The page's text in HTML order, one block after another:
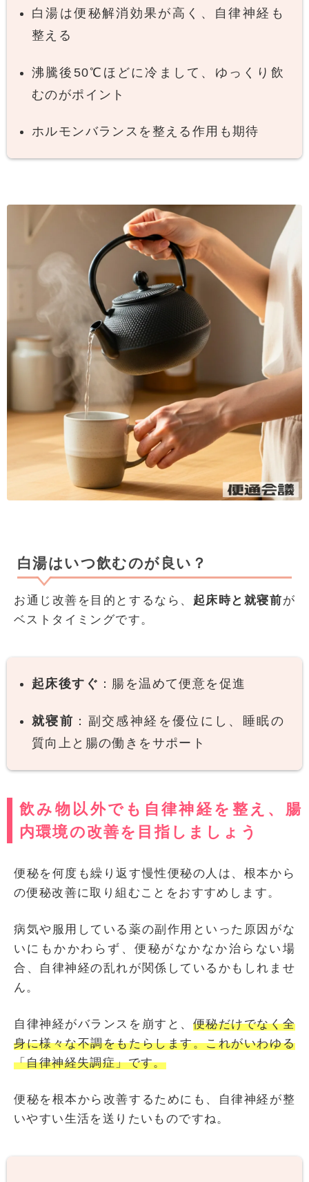
白湯は便秘解消効果が高く、自律神経も
整える
沸騰後50℃ほどに冷まして、ゆっくり飲
むのがポイント
ホルモンバランスを整える作用も期待
白湯はいつ飲むのが良い？
お通じ改善を目的とするなら、 起床時と就寝前が
ベストタイミングです。
起床後すぐ ：腸を温めて便意を促進
就寝前 ：副交感神経を優位にし、睡眠の
質向上と腸の働きをサポート
飲み物以外でも自律神経を整え、腸
内環境の改善を目指しましょう
便秘を何度も繰り返す慢性便秘の人は、根本から
の便秘改善に取り組むことをおすすめします。
病気や服用している薬の副作用といった原因がな
いにもかかわらず、便秘がなかなか治らない場
合、自律神経の乱れが関係しているかもしれませ
ん。
自律神経がバランスを崩すと、 便秘だけでなく全
身に様々な不調をもたらします。これがいわゆる
「自律神経失調症」です。
便秘を根本から改善するためにも、自律神経が整
いやすい生活を送りたいものですね。